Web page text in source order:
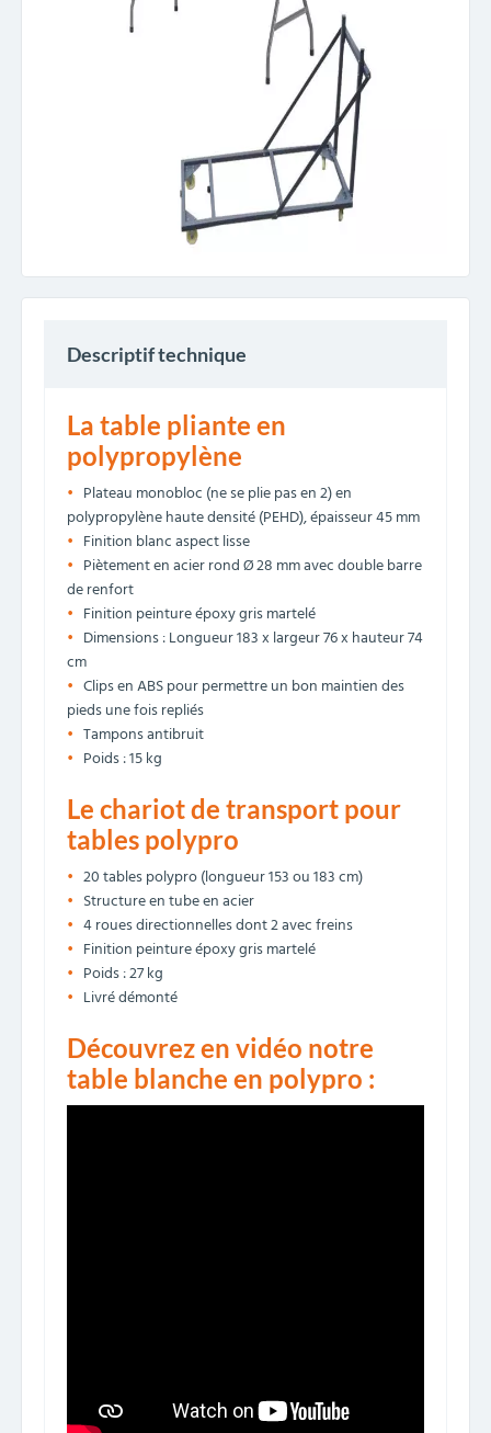
Descriptif technique
La table pliante en
polypropylène
Plateau monobloc (ne se plie pas en 2) en
polypropylène haute densité (PEHD), épaisseur 45 mm
Finition blanc aspect lisse
Piètement en acier rond Ø 28 mm avec double barre
de renfort
Finition peinture époxy gris martelé
Dimensions : Longueur 183 x largeur 76 x hauteur 74
cm
Clips en ABS pour permettre un bon maintien des
pieds une fois repliés
Tampons antibruit
Poids : 15 kg
Le chariot de transport pour
tables polypro
20 tables polypro (longueur 153 ou 183 cm)
Structure en tube en acier
4 roues directionnelles dont 2 avec freins
Finition peinture époxy gris martelé
Poids : 27 kg
Livré démonté
Découvrez en vidéo notre
table blanche en polypro :